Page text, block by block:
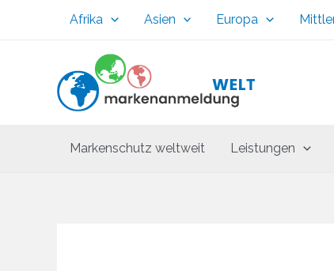
Afrika Asien Europa
Markenschutz weltweit Leistungen